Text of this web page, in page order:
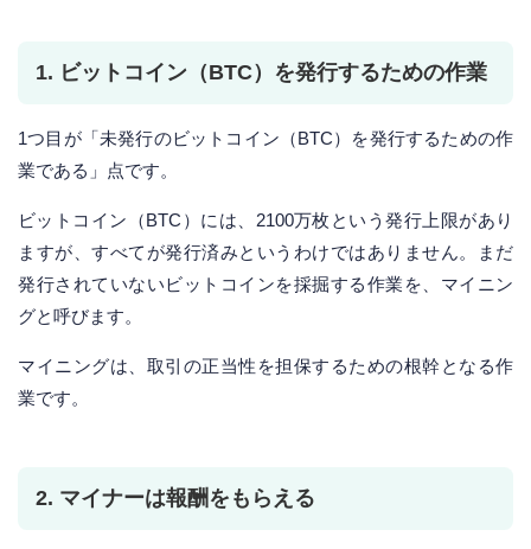
1. ビットコイン（BTC）を発行するための作業
1つ目が「未発行のビットコイン（BTC）を発行するための作
業である」点です。
ビットコイン（BTC）には、2100万枚という発行上限があり
ますが、すべてが発行済みというわけではありません。まだ
発行されていないビットコインを採掘する作業を、マイニン
グと呼びます。
マイニングは、取引の正当性を担保するための根幹となる作
業です。
2. マイナーは報酬をもらえる